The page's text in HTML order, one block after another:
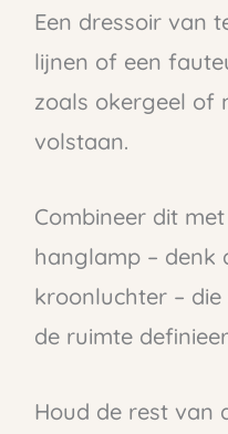
Een dressoir van
lijnen of een
zoals okergeel of
volstaan.
Combineer dit
hanglamp – denk
kroonluchter –
de ruimte
Houd de rest van